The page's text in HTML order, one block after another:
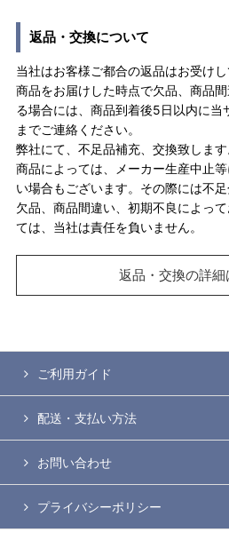
返品・交換について
当社はお客様ご都合の返品はお受けし
商品をお届けした時点で欠品、商品
る場合には、商品到着後5日以内に当
までご連絡ください。
弊社にて、不足品補充、交換致します
商品によっては、メーカー生産中止
い場合もございます。その際には不足
欠品、商品間違い、初期不良によっ
ては、当社は責任を負いません。
返品・交換の詳細
ご利用ガイド
配送・支払い方法
お問い合わせ
プライバシーポリシー